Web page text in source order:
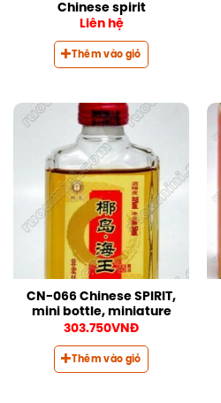
Chinese spirit
Liên hệ
Thêm vào giỏ
CN-066 Chinese SPIRIT,
mini bottle, miniature
303.750VNĐ
Thêm vào giỏ